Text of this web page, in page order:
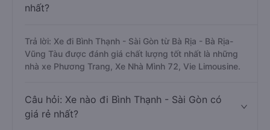
nhất?
Trả lời: Xe đi Bình Thạnh - Sài Gòn từ Bà Rịa - Bà Rịa-
Vũng Tàu được đánh giá chất lượng tốt nhất là những
nhà xe Phương Trang, Xe Nhà Mình 72, Vie Limousine.
Câu hỏi: Xe nào đi Bình Thạnh - Sài Gòn có
giá rẻ nhất?